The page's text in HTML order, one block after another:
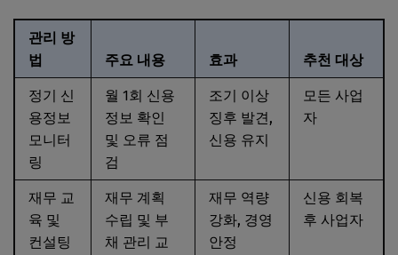
관리 방
법
주요 내용 효과 추천 대상
정기 신
용정보
모니터
링
월 1회 신용
정보 확인
및 오류 점
검
조기 이상
징후 발견,
신용 유지
모든 사업
자
재무 교
육 및
컨설팅
재무 계획
수립 및 부
채 관리 교
재무 역량
강화, 경영
안정
신용 회복
후 사업자